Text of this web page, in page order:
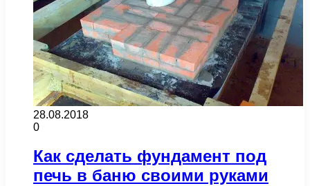
28.08.2018
0
Как сделать фундамент под
печь в баню своими руками